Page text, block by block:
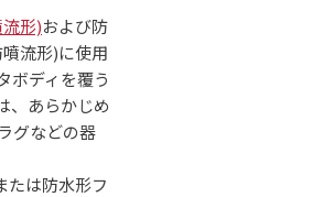
形)および防
流形)に使用
ボディを覆う
、あらかじめ
グなどの器
たは防水形フ